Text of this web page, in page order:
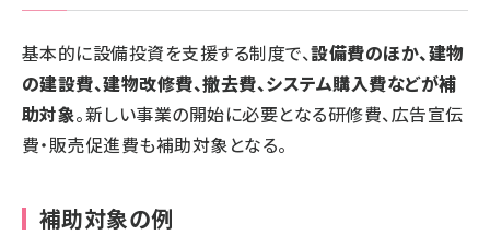
基本的に設備投資を支援する制度で、設備費のほか、建物
の建設費、建物改修費、撤去費、システム購入費などが補
助対象。新しい事業の開始に必要となる研修費、広告宣伝
費・販売促進費も補助対象となる。
補助対象の例